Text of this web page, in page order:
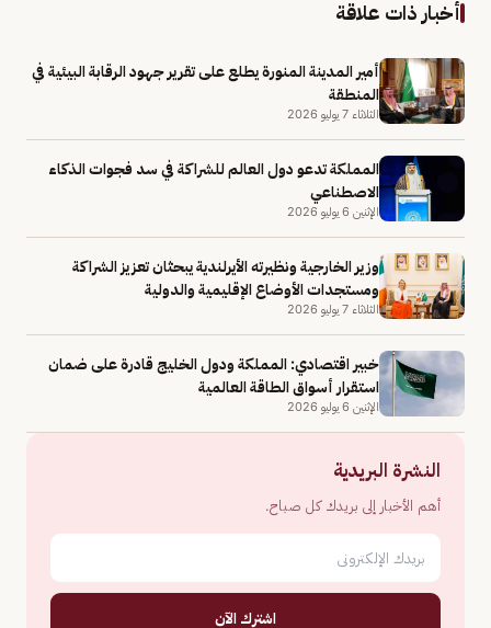
أخبار ذات علاقة
أمير المدينة المنورة يطلع على تقرير جهود الرقابة البيئية في
المنطقة
الثلاثاء 7 يوليو 2026
المملكة تدعو دول العالم للشراكة في سد فجوات الذكاء
الاصطناعي
الإثنين 6 يوليو 2026
وزير الخارجية ونظيرته الأيرلندية يبحثان تعزيز الشراكة
ومستجدات الأوضاع الإقليمية والدولية
الثلاثاء 7 يوليو 2026
خبير اقتصادي: المملكة ودول الخليج قادرة على ضمان
استقرار أسواق الطاقة العالمية
الإثنين 6 يوليو 2026
النشرة البريدية
أهم الأخبار إلى بريدك كل صباح.
اشترك الآن